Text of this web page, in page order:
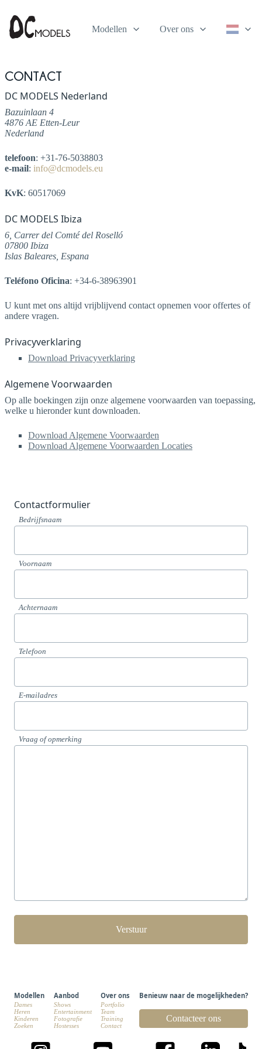
Modellen Over ons
Contact
DC MODELS Nederland
Bazuinlaan 4
4876 AE Etten-Leur
Nederland
telefoon: +31-76-5038803
e-mail: info@dcmodels.eu
KvK: 60517069
DC MODELS Ibiza
6, Carrer del Comté del Roselló
07800 Ibiza
Islas Baleares, Espana
Teléfono Oficina: +34-6-38963901
U kunt met ons altijd vrijblijvend contact opnemen voor offertes of
andere vragen.
Privacyverklaring
Download Privacyverklaring
Algemene Voorwaarden
Op alle boekingen zijn onze algemene voorwaarden van toepassing,
welke u hieronder kunt downloaden.
Download Algemene Voorwaarden
Download Algemene Voorwaarden Locaties
Contactformulier
Bedrijfsnaam
Voornaam
Achternaam
Telefoon
E-mailadres
Vraag of opmerking
Modellen
Dames
Heren
Kinderen
Zoeken
Aanbod
Shows
Entertainment
Fotografie
Hostesses
Over ons
Portfolio
Team
Training
Contact
Benieuw naar de mogelijkheden?
Contacteer ons